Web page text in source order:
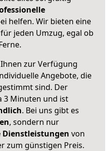
helfen. Wir bieten eine
für jeden Umzug, egal ob
zur Verfügung
Angebote, die
sind. Der
3 Minuten und ist
. Bei uns gibt es
, sondern nur
von
zum günstigen Preis.